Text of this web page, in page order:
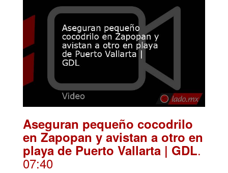
Aseguran pequeño cocodrilo
en Zapopan y avistan a otro en
playa de Puerto Vallarta | GDL.
07:40